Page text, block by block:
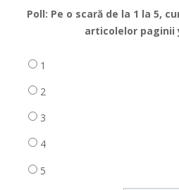
Poll: Pe o scară de la 1 la 5,
articolelor paginii
1
2
3
4
5